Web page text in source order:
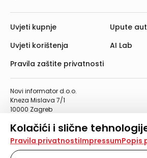
Kolačići i slične
Na našoj web stranici koristimo
tehnologije za pohranu, čitanje i
Pravila privatnostiImpressumPopis
Novi informator d.o.o.
Kneza Mislava 7/1
10000 Zagreb
Telefaks: 01/4612-553
info@informator.hr
Uvjeti kupnje
Uvjeti korištenja
Pravila zaštite privatnosti
Upute
AI Lab